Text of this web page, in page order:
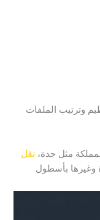
وترتيب الملفات
مثل جدة،نقل
وغيرها بأسطول